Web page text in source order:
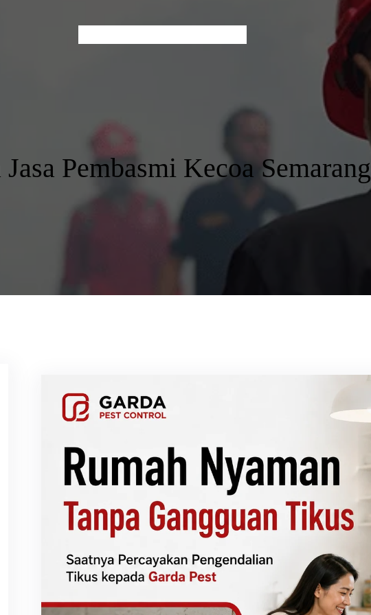
Pembasmi Kecoa Semarang